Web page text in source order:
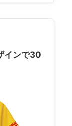
インで30